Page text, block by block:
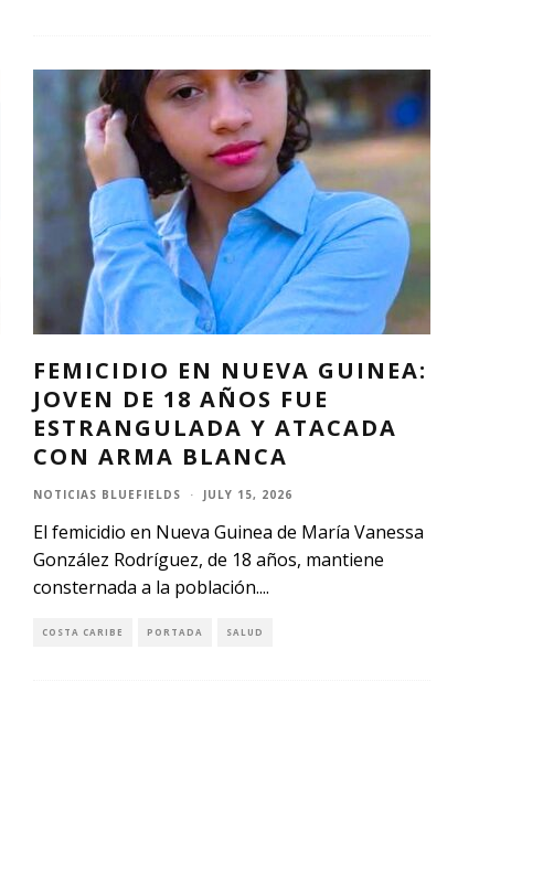
FEMICIDIO EN NUEVA GUINEA:
JOVEN DE 18 AÑOS FUE
ESTRANGULADA Y ATACADA
CON ARMA BLANCA
NOTICIAS BLUEFIELDS · JULY 15, 2026
El femicidio en Nueva Guinea de María Vanessa
González Rodríguez, de 18 años, mantiene
consternada a la población....
COSTA CARIBE PORTADA SALUD